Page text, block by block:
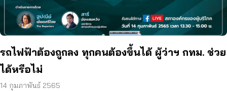
รถไฟฟ้าต้องถูกลง ทุกคนต้องขึ้นได้ ผู้ว่าฯ กทม. ช่วย
ได้หรือไม่
14 กุมภาพันธ์ 2565